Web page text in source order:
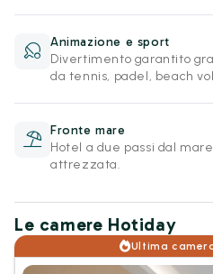
Animazione e sport
Divertimento garantito
da tennis, padel, beach
Fronte mare
Hotel a due passi dal
attrezzata.
Le camere Hotiday
Ultima